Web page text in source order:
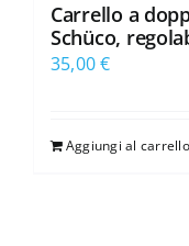
Carrello a
Schüco,
35,00€
Aggiungi al carrello